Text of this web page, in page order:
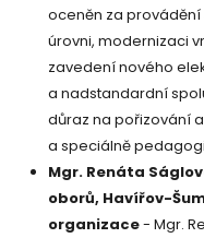
oceněn za
úrovni, modernizaci
zavedení nového
a nadstandardní
důraz na pořizování
a speciálně
Mgr. Renáta
oborů, Havířov-
organizace- Mgr.